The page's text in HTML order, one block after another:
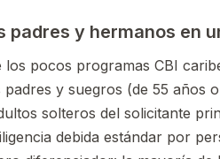
padres y hermanos en
pocos programas CBI
y suegros (de 55 años
solteros del solicitante
debida estándar por